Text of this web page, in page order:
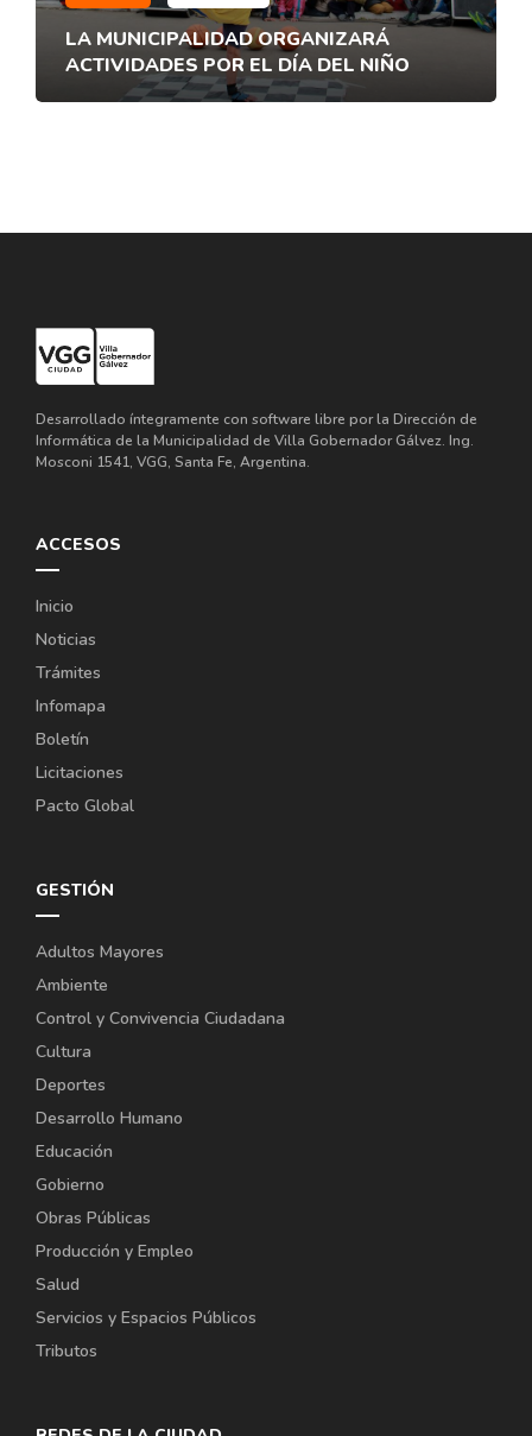
LA MUNICIPALIDAD ORGANIZARÁ
ACTIVIDADES POR EL DÍA DEL NIÑO
Desarrollado íntegramente con software libre por la Dirección de
Informática de la Municipalidad de Villa Gobernador Gálvez. Ing.
Mosconi 1541, VGG, Santa Fe, Argentina.
ACCESOS
Inicio
Noticias
Trámites
Infomapa
Boletín
Licitaciones
Pacto Global
GESTIÓN
Adultos Mayores
Ambiente
Control y Convivencia Ciudadana
Cultura
Deportes
Desarrollo Humano
Educación
Gobierno
Obras Públicas
Producción y Empleo
Salud
Servicios y Espacios Públicos
Tributos